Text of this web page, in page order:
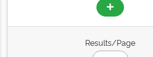
Results/Page